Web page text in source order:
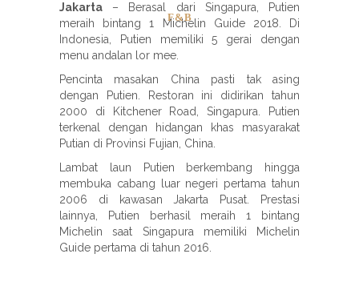
F&B
Jakarta – Berasal dari Singapura, Putien
meraih bintang 1 Michelin Guide 2018. Di
Indonesia, Putien memiliki 5 gerai dengan
menu andalan lor mee.
Pencinta masakan China pasti tak asing
dengan Putien. Restoran ini didirikan tahun
2000 di Kitchener Road, Singapura. Putien
terkenal dengan hidangan khas masyarakat
Putian di Provinsi Fujian, China.
Lambat laun Putien berkembang hingga
membuka cabang luar negeri pertama tahun
2006 di kawasan Jakarta Pusat. Prestasi
lainnya, Putien berhasil meraih 1 bintang
Michelin saat Singapura memiliki Michelin
Guide pertama di tahun 2016.